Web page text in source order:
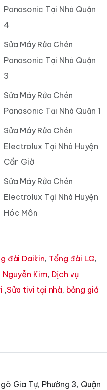
Panasonic Tại Nhà Quận
4
Sửa Máy Rửa Chén
Panasonic Tại Nhà Quận
3
Sửa Máy Rửa Chén
Panasonic Tại Nhà Quận 1
Sửa Máy Rửa Chén
Electrolux Tại Nhà Huyện
Cần Giờ
Sửa Máy Rửa Chén
Electrolux Tại Nhà Huyện
Hóc Môn
đài Daikin, Tổng đài LG,
Nguyễn Kim, Dịch vụ
,Sửa tivi tại nhà, bảng giá
Gia Tự, Phường 3, Quận